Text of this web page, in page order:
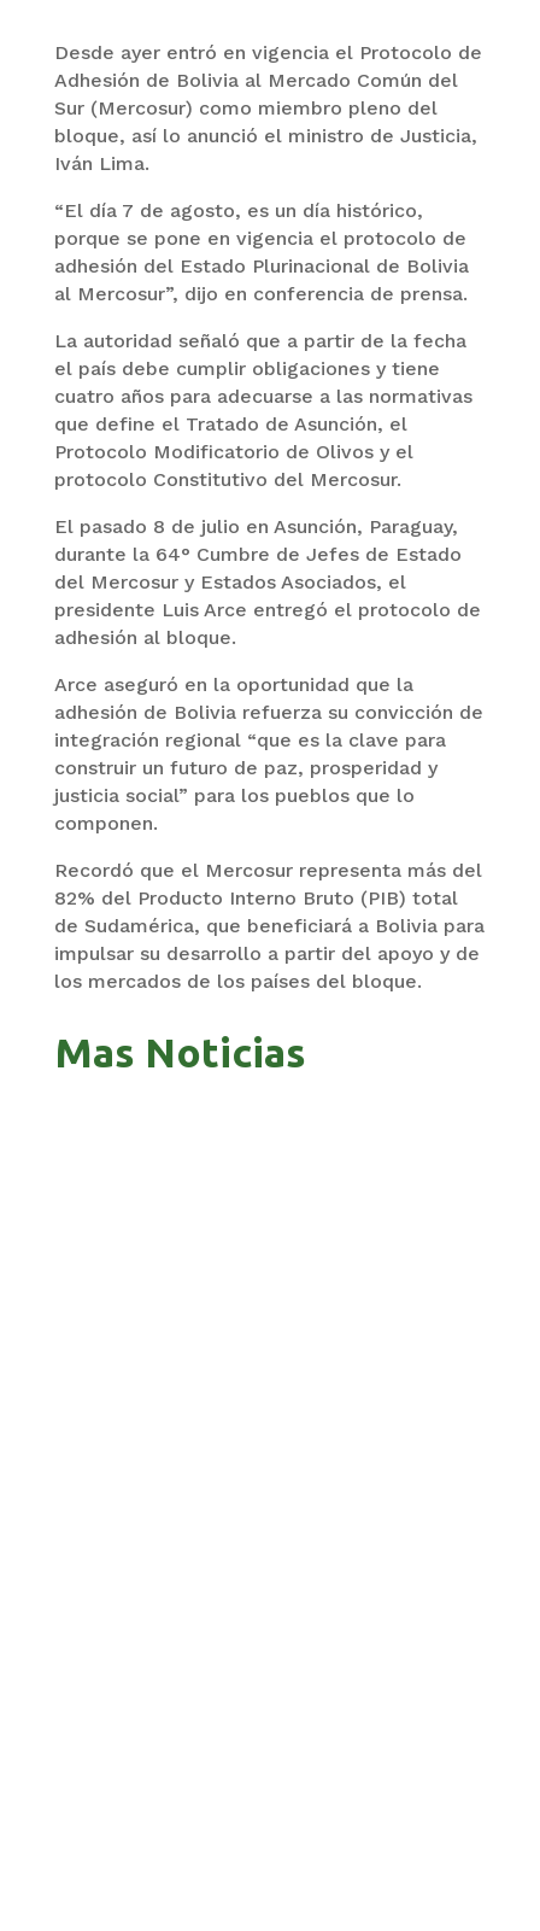
Desde ayer entró en vigencia el Protocolo de
Adhesión de Bolivia al Mercado Común del
Sur (Mercosur) como miembro pleno del
bloque, así lo anunció el ministro de Justicia,
Iván Lima.
“El día 7 de agosto, es un día histórico,
porque se pone en vigencia el protocolo de
adhesión del Estado Plurinacional de Bolivia
al Mercosur”, dijo en conferencia de prensa.
La autoridad señaló que a partir de la fecha
el país debe cumplir obligaciones y tiene
cuatro años para adecuarse a las normativas
que define el Tratado de Asunción, el
Protocolo Modificatorio de Olivos y el
protocolo Constitutivo del Mercosur.
El pasado 8 de julio en Asunción, Paraguay,
durante la 64° Cumbre de Jefes de Estado
del Mercosur y Estados Asociados, el
presidente Luis Arce entregó el protocolo de
adhesión al bloque.
Arce aseguró en la oportunidad que la
adhesión de Bolivia refuerza su convicción de
integración regional “que es la clave para
construir un futuro de paz, prosperidad y
justicia social” para los pueblos que lo
componen.
Recordó que el Mercosur representa más del
82% del Producto Interno Bruto (PIB) total
de Sudamérica, que beneficiará a Bolivia para
impulsar su desarrollo a partir del apoyo y de
los mercados de los países del bloque.
Mas Noticias